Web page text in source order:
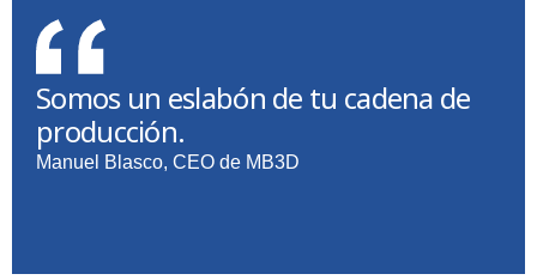
Somos un eslabón de tu cadena de
producción.
Manuel Blasco, CEO de MB3D